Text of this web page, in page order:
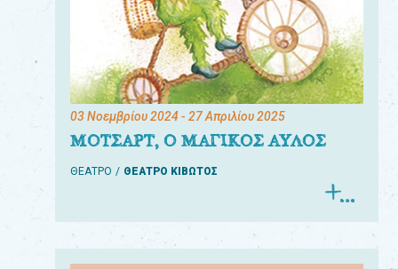
03 Νοεμβρίου 2024- 27 Απριλίου 2025
ΜΟΤΣΑΡΤ, Ο ΜΑΓΙΚΟΣ ΑΥΛΟΣ
ΘΕΑΤΡΟ ΘΕΑΤΡΟ ΚΙΒΩΤΟΣ